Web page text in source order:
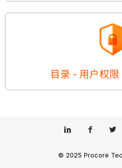
目录 - 用户权限
© 2025 Procore